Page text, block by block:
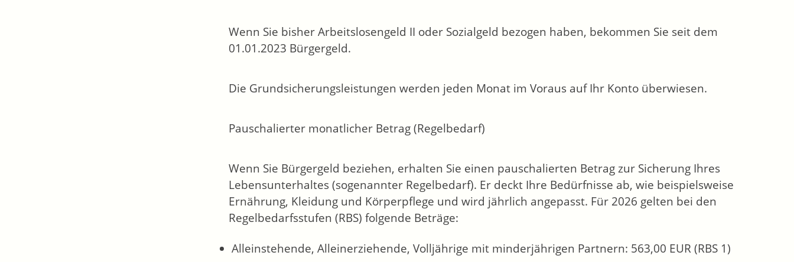
Wenn Sie bisher Arbeitslosengeld II oder Sozialgeld bezogen haben, bekommen Sie seit dem
01.01.2023 Bürgergeld.
Die Grundsicherungsleistungen werden jeden Monat im Voraus auf Ihr Konto überwiesen.
Pauschalierter monatlicher Betrag (Regelbedarf)
Wenn Sie Bürgergeld beziehen, erhalten Sie einen pauschalierten Betrag zur Sicherung Ihres
Lebensunterhaltes (sogenannter Regelbedarf). Er deckt Ihre Bedürfnisse ab, wie beispielsweise
Ernährung, Kleidung und Körperpflege und wird jährlich angepasst. Für 2026 gelten bei den
Regelbedarfsstufen (RBS) folgende Beträge:
Alleinstehende, Alleinerziehende, Volljährige mit minderjährigen Partnern: 563,00 EUR (RBS 1)